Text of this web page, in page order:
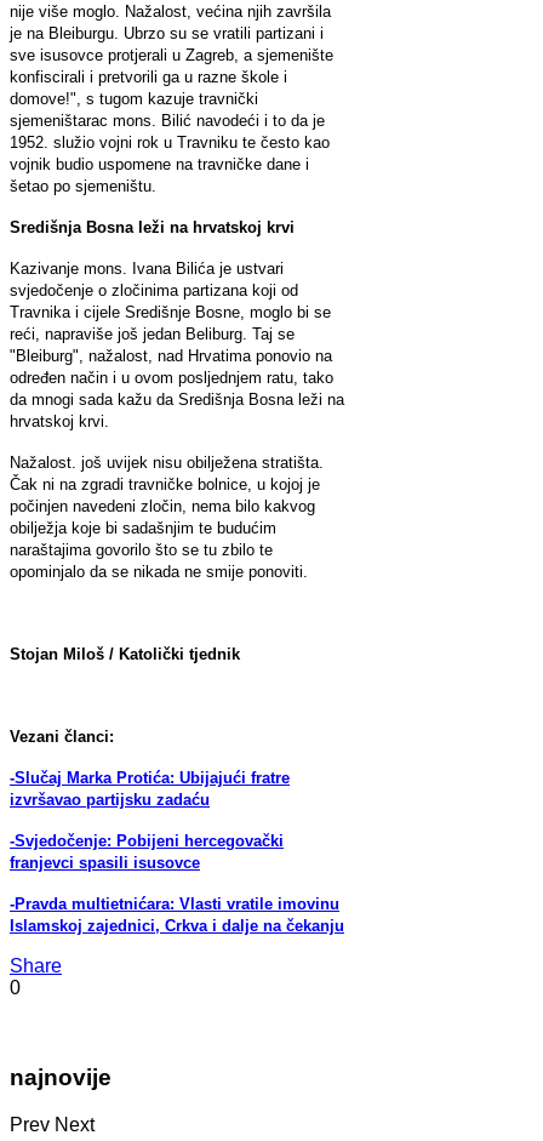
nije više moglo. Nažalost, većina njih završila
je na Bleiburgu. Ubrzo su se vratili partizani i
sve isusovce protjerali u Zagreb, a sjemenište
konfiscirali i pretvorili ga u razne škole i
domove!", s tugom kazuje travnički
sjemeništarac mons. Bilić navodeći i to da je
1952. služio vojni rok u Travniku te često kao
vojnik budio uspomene na travničke dane i
šetao po sjemeništu.
Središnja Bosna leži na hrvatskoj krvi
Kazivanje mons. Ivana Bilića je ustvari
svjedočenje o zločinima partizana koji od
Travnika i cijele Središnje Bosne, moglo bi se
reći, napraviše još jedan Beliburg. Taj se
"Bleiburg", nažalost, nad Hrvatima ponovio na
određen način i u ovom posljednjem ratu, tako
da mnogi sada kažu da Središnja Bosna leži na
hrvatskoj krvi.
Nažalost. još uvijek nisu obilježena stratišta.
Čak ni na zgradi travničke bolnice, u kojoj je
počinjen navedeni zločin, nema bilo kakvog
obilježja koje bi sadašnjim te budućim
naraštajima govorilo što se tu zbilo te
opominjalo da se nikada ne smije ponoviti.
Stojan Miloš / Katolički tjednik
Vezani članci:
-Slučaj Marka Protića: Ubijajući fratre
izvršavao partijsku zadaću
-Svjedočenje: Pobijeni hercegovački
franjevci spasili isusovce
-Pravda multietnićara: Vlasti vratile imovinu
Islamskoj zajednici, Crkva i dalje na čekanju
Share
0
najnovije
Prev Next